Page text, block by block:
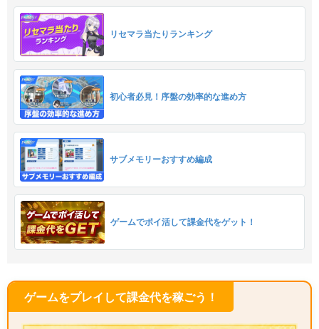
リセマラ当たりランキング
初心者必見！序盤の効率的な進め方
サブメモリーおすすめ編成
ゲームでポイ活して課金代をゲット！
ゲームをプレイして課金代を稼ごう！